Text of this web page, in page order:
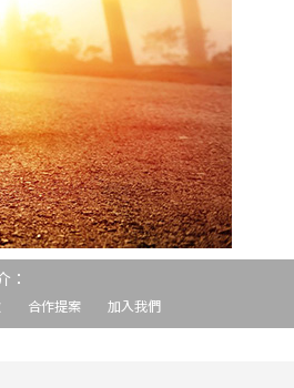
：
合作提案 加入我們